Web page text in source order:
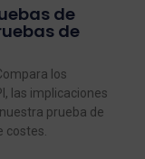
de
de
los
las implicaciones
prueba de
costes.